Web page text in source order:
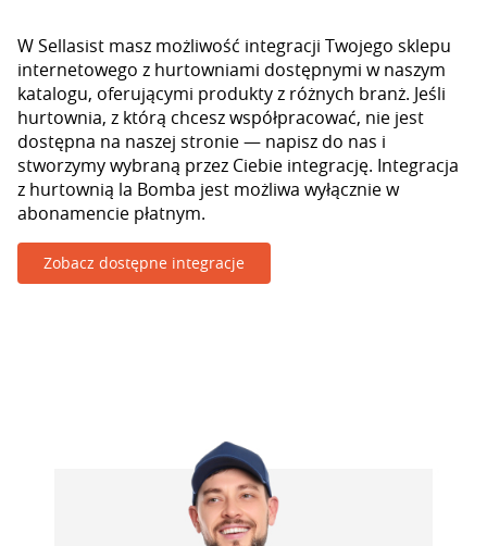
W Sellasist masz możliwość integracji Twojego sklepu
internetowego z hurtowniami dostępnymi w naszym
katalogu, oferującymi produkty z różnych branż. Jeśli
hurtownia, z którą chcesz współpracować, nie jest
dostępna na naszej stronie — napisz do nas i
stworzymy wybraną przez Ciebie integrację. Integracja
z hurtownią la Bomba jest możliwa wyłącznie w
abonamencie płatnym.
Zobacz dostępne integracje